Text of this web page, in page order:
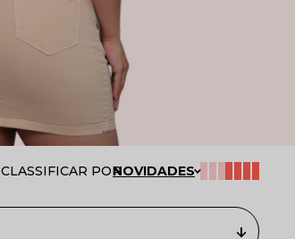
CLASSIFICAR PORNOVIDADES